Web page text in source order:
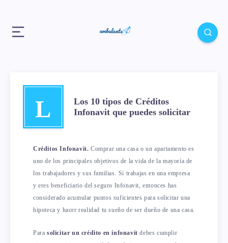
L
Los 10 tipos de Créditos
Infonavit que puedes solicitar
Créditos Infonavit. Comprar una casa o un apartamento es
uno de los principales objetivos de la vida de la mayoría de
los trabajadores y sus familias. Si trabajas en una empresa
y eres beneficiario del seguro Infonavit, entonces has
considerado acumular puntos suficientes para solicitar una
hipoteca y hacer realidad tu sueño de ser dueño de una casa.
Para solicitar un crédito en infonavit debes cumplir